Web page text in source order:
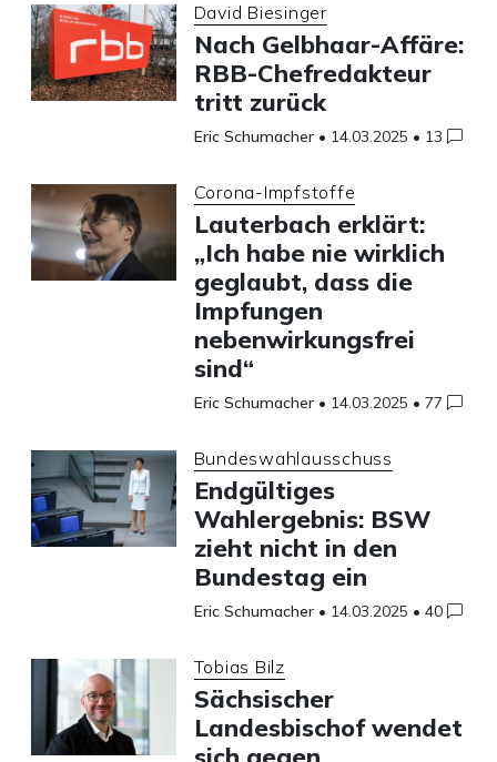
David Biesinger
Nach Gelbhaar-Affäre:
RBB-Chefredakteur
tritt zurück
Eric Schumacher • 14.03.2025 • 13
Corona-Impfstoffe
Lauterbach erklärt:
„Ich habe nie wirklich
geglaubt, dass die
Impfungen
nebenwirkungsfrei
sind“
Eric Schumacher • 14.03.2025 • 77
Bundeswahlausschuss
Endgültiges
Wahlergebnis: BSW
zieht nicht in den
Bundestag ein
Eric Schumacher • 14.03.2025 • 40
Tobias Bilz
Sächsischer
Landesbischof wendet
sich gegen